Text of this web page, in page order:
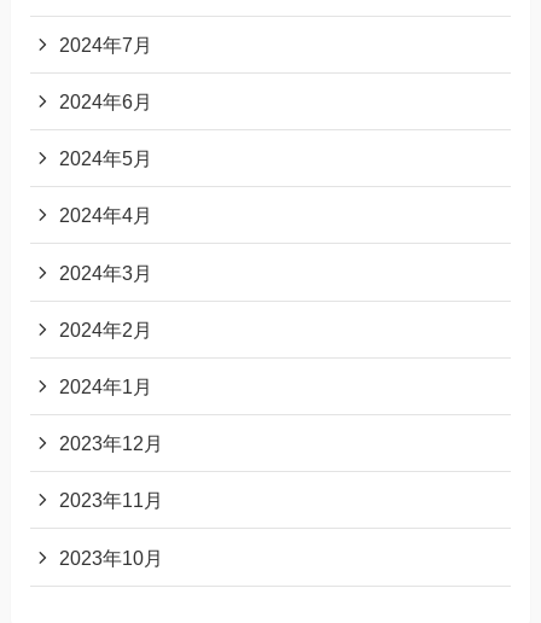
2024年7月
2024年6月
2024年5月
2024年4月
2024年3月
2024年2月
2024年1月
2023年12月
2023年11月
2023年10月